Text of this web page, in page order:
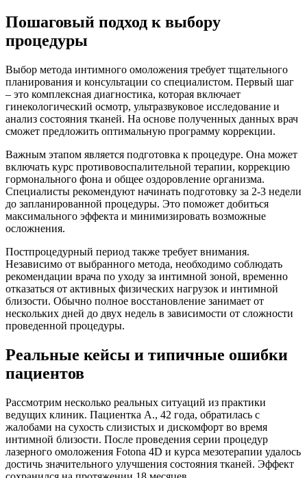
Пошаговый подход к выбору
процедуры
Выбор метода интимного омоложения требует тщательного
планирования и консультации со специалистом. Первый шаг
– это комплексная диагностика, которая включает
гинекологический осмотр, ультразвуковое исследование и
анализ состояния тканей. На основе полученных данных врач
сможет предложить оптимальную программу коррекции.
Важным этапом является подготовка к процедуре. Она может
включать курс противовоспалительной терапии, коррекцию
гормонального фона и общее оздоровление организма.
Специалисты рекомендуют начинать подготовку за 2-3 недели
до запланированной процедуры. Это поможет добиться
максимального эффекта и минимизировать возможные
осложнения.
Постпроцедурный период также требует внимания.
Независимо от выбранного метода, необходимо соблюдать
рекомендации врача по уходу за интимной зоной, временно
отказаться от активных физических нагрузок и интимной
близости. Обычно полное восстановление занимает от
нескольких дней до двух недель в зависимости от сложности
проведенной процедуры.
Реальные кейсы и типичные ошибки
пациентов
Рассмотрим несколько реальных ситуаций из практики
ведущих клиник. Пациентка А., 42 года, обратилась с
жалобами на сухость слизистых и дискомфорт во время
интимной близости. После проведения серии процедур
лазерного омоложения Fotona 4D и курса мезотерапии удалось
достичь значительного улучшения состояния тканей. Эффект